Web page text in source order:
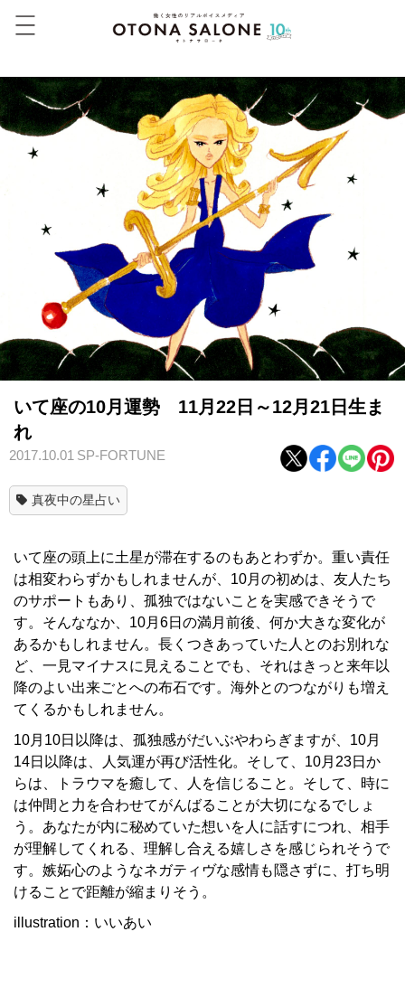
いて座の10月運勢 11月22日～12月21日生ま
れ
2017.10.01 SP-FORTUNE
真夜中の星占い
いて座の頭上に土星が滞在するのもあとわずか。重い責任
は相変わらずかもしれませんが、10月の初めは、友人たち
のサポートもあり、孤独ではないことを実感できそうで
す。そんななか、10月6日の満月前後、何か大きな変化が
あるかもしれません。長くつきあっていた人とのお別れな
ど、一見マイナスに見えることでも、それはきっと来年以
降のよい出来ごとへの布石です。海外とのつながりも増え
てくるかもしれません。
10月10日以降は、孤独感がだいぶやわらぎますが、10月
14日以降は、人気運が再び活性化。そして、10月23日か
らは、トラウマを癒して、人を信じること。そして、時に
は仲間と力を合わせてがんばることが大切になるでしょ
う。あなたが内に秘めていた想いを人に話すにつれ、相手
が理解してくれる、理解し合える嬉しさを感じられそうで
す。嫉妬心のようなネガティヴな感情も隠さずに、打ち明
けることで距離が縮まりそう。
illustration：いいあい